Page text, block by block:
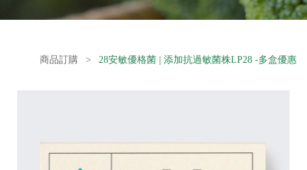
商品訂購 > 28安敏優格菌 | 添加抗過敏菌株LP28 -多盒優惠